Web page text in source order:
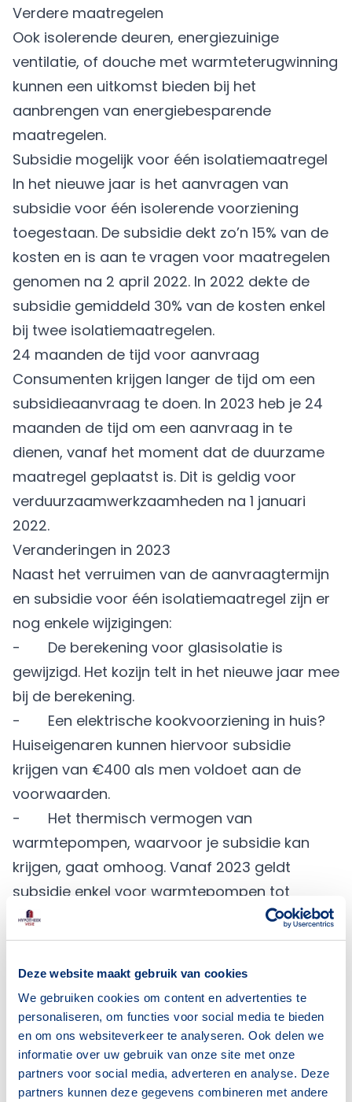
Deze website maakt gebruik van cookies
We gebruiken cookies om content en advertenties te
personaliseren, om functies voor social media te bieden
en om ons websiteverkeer te analyseren. Ook delen we
informatie over uw gebruik van onze site met onze
partners voor social media, adverteren en analyse. Deze
partners kunnen deze gegevens combineren met andere
Verdere maatregelen
Ook isolerende deuren, energiezuinige
ventilatie, of douche met warmteterugwinning
kunnen een uitkomst bieden bij het
aanbrengen van energiebesparende
maatregelen.
Subsidie mogelijk voor één isolatiemaatregel
In het nieuwe jaar is het aanvragen van
subsidie voor één isolerende voorziening
toegestaan. De subsidie dekt zo’n 15% van de
kosten en is aan te vragen voor maatregelen
genomen na 2 april 2022. In 2022 dekte de
subsidie gemiddeld 30% van de kosten enkel
bij twee isolatiemaatregelen.
24 maanden de tijd voor aanvraag
Consumenten krijgen langer de tijd om een
subsidieaanvraag te doen. In 2023 heb je 24
maanden de tijd om een aanvraag in te
dienen, vanaf het moment dat de duurzame
maatregel geplaatst is. Dit is geldig voor
verduurzaamwerkzaamheden na 1 januari
2022.
Veranderingen in 2023
Naast het verruimen van de aanvraagtermijn
en subsidie voor één isolatiemaatregel zijn er
nog enkele wijzigingen:
- De berekening voor glasisolatie is
gewijzigd. Het kozijn telt in het nieuwe jaar mee
bij de berekening.
- Een elektrische kookvoorziening in huis?
Huiseigenaren kunnen hiervoor subsidie
krijgen van €400 als men voldoet aan de
voorwaarden.
- Het thermisch vermogen van
warmtepompen, waarvoor je subsidie kan
krijgen, gaat omhoog. Vanaf 2023 geldt
subsidie enkel voor warmtepompen tot
400kW.
Duurzaam verbouwen en je hypotheek
Duurzaam wonen is niet alleen goed voor het
milieu, maar ook voor de portemonnee. Je
kunt voor een woning tot 100% van de
woningwaarde lenen, tenzij je besluit de
woning te verduurzamen. Dan geldt een
plafond van 106% van de woningwaarde. Een